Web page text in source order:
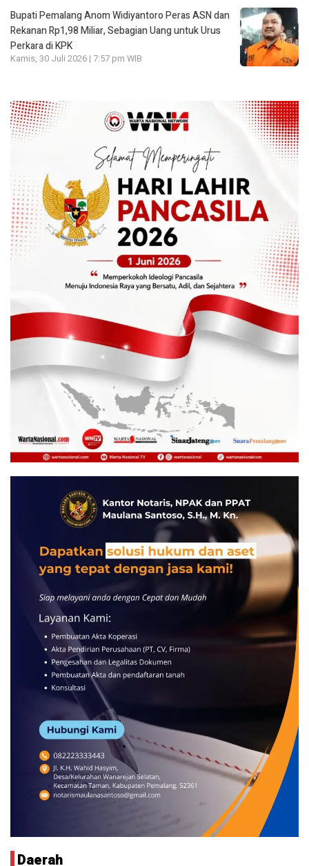
Bupati Pemalang Anom Widiyantoro Peras ASN dan
Rekanan Rp1,98 Miliar, Sebagian Uang untuk Urus
Perkara di KPK
Kamis, 30 Juli 2026 | 7:57 pm WIB
Daerah